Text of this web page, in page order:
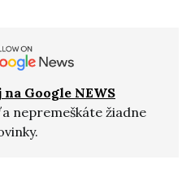
na Google NEWS
a nepremeškáte žiadne